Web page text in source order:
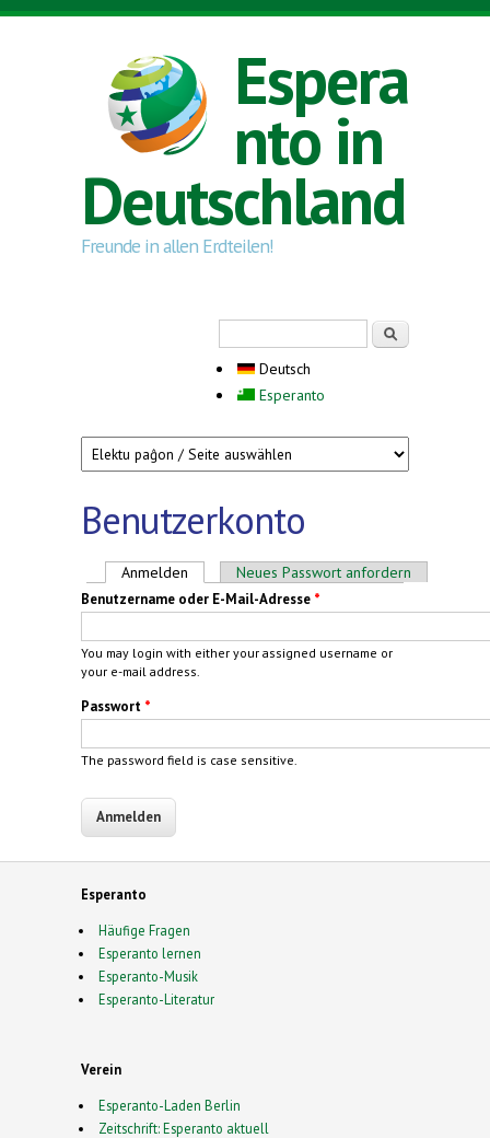
Direkt zum Inhalt
Espera
nto in
Deutschland
Freunde in allen Erdteilen!
Deutsch
Esperanto
Benutzerkonto
Haupt-Reiter
Anmelden (aktiver Reiter)
Neues Passwort anfordern
Benutzername oder E-Mail-Adresse *
You may login with either your assigned username or
your e-mail address.
Passwort *
The password field is case sensitive.
Esperanto
Häufige Fragen
Esperanto lernen
Esperanto-Musik
Esperanto-Literatur
Verein
Esperanto-Laden Berlin
Zeitschrift: Esperanto aktuell